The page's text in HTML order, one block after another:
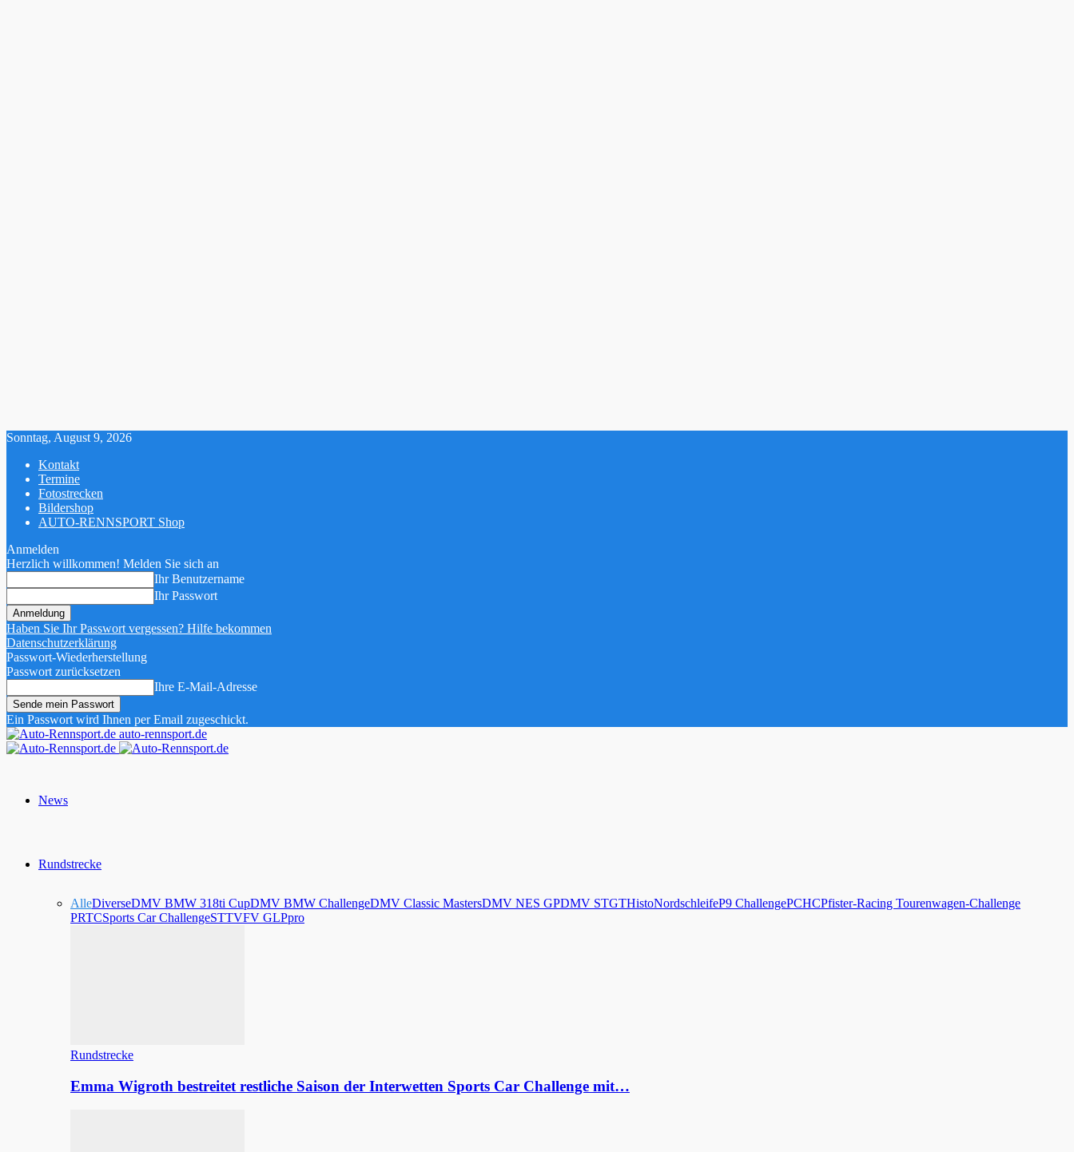
Sonntag, August 9, 2026
Kontakt
Termine
Fotostrecken
Bildershop
AUTO-RENNSPORT Shop
Anmelden
Herzlich willkommen! Melden Sie sich an
Ihr Benutzername
Ihr Passwort
Haben Sie Ihr Passwort vergessen? Hilfe bekommen
Datenschutzerklärung
Passwort-Wiederherstellung
Passwort zurücksetzen
Ihre E-Mail-Adresse
Ein Passwort wird Ihnen per Email zugeschickt.
auto-rennsport.de
News
Rundstrecke
AlleDiverseDMV BMW 318ti CupDMV BMW ChallengeDMV Classic MastersDMV NES GPDMV STGTHistoNordschleifeP9 ChallengePCHCPfister-Racing Tourenwagen-Challenge
PRTCSports Car ChallengeSTTVFV GLPpro
Rundstrecke
Emma Wigroth bestreitet restliche Saison der Interwetten Sports Car Challenge mit…